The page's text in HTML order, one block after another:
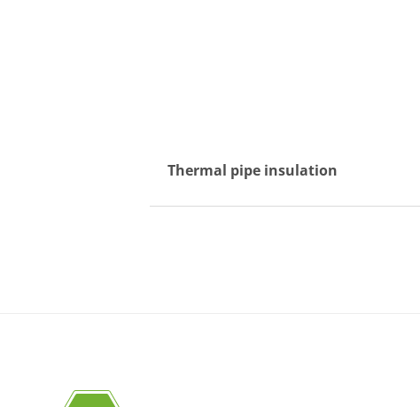
Thermal pipe insulation